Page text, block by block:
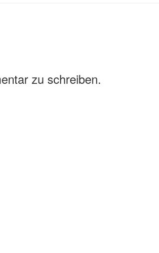
zu schreiben.